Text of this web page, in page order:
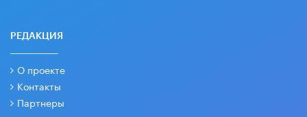
РЕДАКЦИЯ
О проекте
Контакты
Партнеры